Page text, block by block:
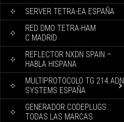
SERVER TETRA-EA ESPAÑA
RED DMO TETRA-HAM
C.MADRID
REFLECTOR NXDN SPAIN –
HABLA HISPANA
MULTIPROTOCOLO TG 214 ADN
SYSTEMS ESPAÑA
GENERADOR CODEPLUGS
TODAS LAS MARCAS